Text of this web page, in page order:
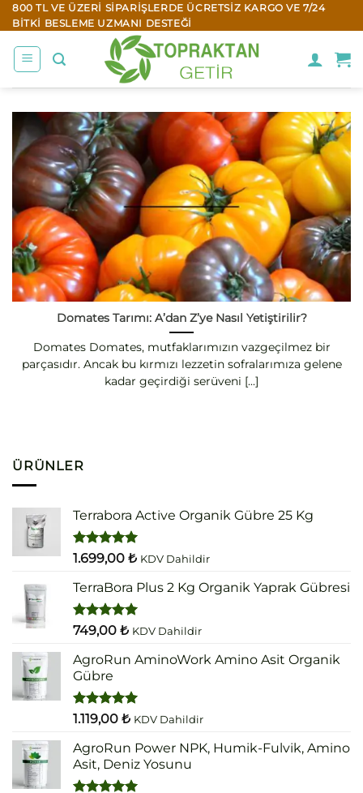
İçeriğe
atla
800 TL VE ÜZERI SIPARIŞLERDE ÜCRETSIZ KARGO VE 7/24
BITKI BESLEME UZMANI DESTEĞI
Domates Tarımı: A’dan Z’ye Nasıl Yetiştirilir?
Domates Domates, mutfaklarımızın vazgeçilmez bir
parçasıdır. Ancak bu kırmızı lezzetin sofralarımıza gelene
kadar geçirdiği serüveni [...]
ÜRÜNLER
Terrabora Active Organik Gübre 25 Kg
5 üzerinden
oy
aldı
1.699,00 ₺ KDV Dahildir
TerraBora Plus 2 Kg Organik Yaprak Gübresi
5 üzerinden
oy
aldı
749,00 ₺ KDV Dahildir
AgroRun AminoWork Amino Asit Organik
Gübre
5 üzerinden
oy
aldı
1.119,00 ₺ KDV Dahildir
AgroRun Power NPK, Humik-Fulvik, Amino
Asit, Deniz Yosunu